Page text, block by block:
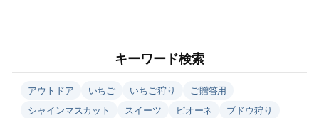
キーワード検索
アウトドア いちご いちご狩り
ご贈答用
シャインマスカット
スイーツ ピオーネ
ブドウ狩り